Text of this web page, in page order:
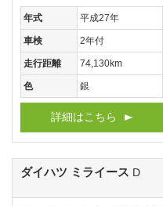
年式 平成27年
車検 2年付
走行距離 74,130km
色 銀
詳細はこちら
ダイハツ ミライース D